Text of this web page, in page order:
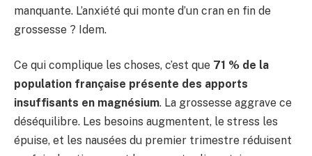
manquante. L’anxiété qui monte d’un cran en fin de
grossesse ? Idem.
Ce qui complique les choses, c’est que 71 % de la
population française présente des apports
insuffisants en magnésium. La grossesse aggrave ce
déséquilibre. Les besoins augmentent, le stress les
épuise, et les nausées du premier trimestre réduisent